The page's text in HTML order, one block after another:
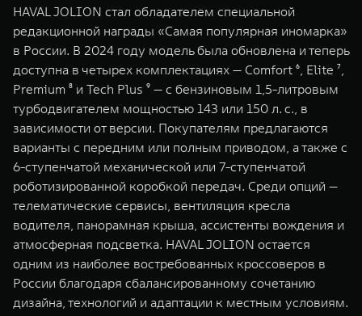
HAVAL JOLION стал обладателем специальной
редакционной награды «Самая популярная иномарка»
в России. В 2024 году модель была обновлена и теперь
доступна в четырех комплектациях — Comfort ⁶, Elite ⁷,
Premium ⁸ и Tech Plus ⁹ — с бензиновым 1,5-литровым
турбодвигателем мощностью 143 или 150 л. с., в
зависимости от версии. Покупателям предлагаются
варианты с передним или полным приводом, а также с
6-ступенчатой механической или 7-ступенчатой
роботизированной коробкой передач. Среди опций —
телематические сервисы, вентиляция кресла
водителя, панорамная крыша, ассистенты вождения и
атмосферная подсветка. HAVAL JOLION остается
одним из наиболее востребованных кроссоверов в
России благодаря сбалансированному сочетанию
дизайна, технологий и адаптации к местным условиям.